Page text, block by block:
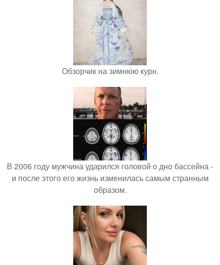
Обзорчик на зимнюю курн.
В 2006 году мужчина ударился головой о дно бассейна -
и после этого его жизнь изменилась самым странным
образом.